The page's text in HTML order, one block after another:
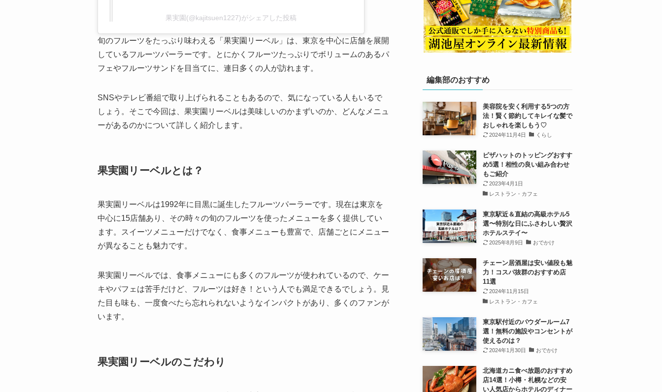
果実園(@kajitsuen1227)がシェアした投稿
旬のフルーツをたっぷり味わえる「果実園リーベル」は、東京を中心に店舗を展開
しているフルーツパーラーです。とにかくフルーツたっぷりでボリュームのあるパ
フェやフルーツサンドを目当てに、連日多くの人が訪れます。
SNSやテレビ番組で取り上げられることもあるので、気になっている人もいるで
しょう。そこで今回は、果実園リーベルは美味しいのかまずいのか、どんなメニュ
ーがあるのかについて詳しく紹介します。
果実園リーベルとは？
果実園リーベルは1992年に目黒に誕生したフルーツパーラーです。現在は東京を
中心に15店舗あり、その時々の旬のフルーツを使ったメニューを多く提供してい
ます。スイーツメニューだけでなく、食事メニューも豊富で、店舗ごとにメニュー
が異なることも魅力です。
果実園リーベルでは、食事メニューにも多くのフルーツが使われているので、ケー
キやパフェは苦手だけど、フルーツは好き！という人でも満足できるでしょう。見
た目も味も、一度食べたら忘れられないようなインパクトがあり、多くのファンが
います。
果実園リーベルのこだわり
編集部のおすすめ
美容院を安く利用する5つの方
法！賢く節約してキレイな髪で
おしゃれを楽しもう♡
2024年11月4日 くらし
ピザハットのトッピングおすす
め5選！相性の良い組み合わせ
もご紹介
2023年4月1日
レストラン・カフェ
東京駅近＆直結の高級ホテル5
選〜特別な日にふさわしい贅沢
ホテルステイ〜
2025年8月9日 おでかけ
チェーン居酒屋は安い値段も魅
力！コスパ抜群のおすすめ店
11選
2024年11月15日
レストラン・カフェ
東京駅付近のパウダールーム7
選！無料の施設やコンセントが
使えるのは？
2024年1月30日 おでかけ
北海道カニ食べ放題のおすすめ
店14選！小樽・札幌などの安
い人気店からホテルのディナー